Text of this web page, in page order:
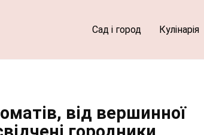
Сад і город Кулінарія
від вершинної